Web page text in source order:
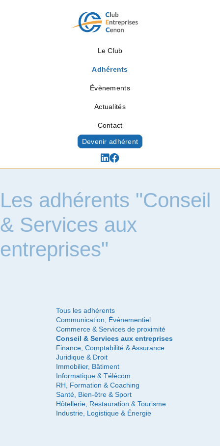
Le Club
Adhérents
Évènements
Actualités
Contact
Devenir adhérent
Les adhérents "Conseil
& Services aux
entreprises"
Tous les adhérents
Communication, Événementiel
Commerce & Services de proximité
Conseil & Services aux entreprises
Finance, Comptabilité & Assurance
Juridique & Droit
Immobilier, Bâtiment
Informatique & Télécom
RH, Formation & Coaching
Santé, Bien-être & Sport
Hôtellerie, Restauration & Tourisme
Industrie, Logistique & Énergie